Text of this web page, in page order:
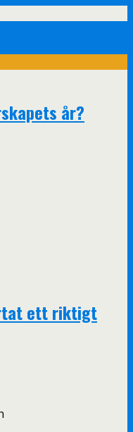
år?
ett riktigt